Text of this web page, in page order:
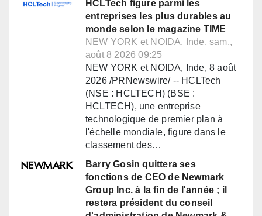
HCLTech figure parmi les
entreprises les plus durables au
monde selon le magazine TIME
NEW YORK et NOIDA, Inde, sam.,
août 8 2026 09:25
NEW YORK et NOIDA, Inde, 8 août
2026 /PRNewswire/ -- HCLTech
(NSE : HCLTECH) (BSE :
HCLTECH), une entreprise
technologique de premier plan à
l'échelle mondiale, figure dans le
classement des…
Barry Gosin quittera ses
fonctions de CEO de Newmark
Group Inc. à la fin de l'année ; il
restera président du conseil